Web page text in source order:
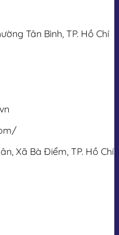
Tân Bình, TP. Hồ Chí
Xã Bà Điểm, TP. Hồ Chí